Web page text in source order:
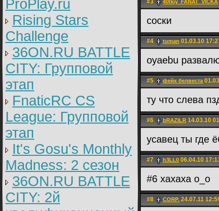
ProPlay.ru
Rising Stars
Challenge
36ON.RU BATTLE
CITY: Групповой
этап
FnaticRC CS
League: Групповой
этап
It's Gosu's Monthly
Madness: 2 сезон
36ON.RU BATTLE
CITY: 2й
#3 40tkiy_FANAT_VICKA
соски
#4 tumаn 01.03.10
oyaebu
#5 фейк белвеста
ту что слева
#6 bRAZILR 14.03.10
усавец ты где
#7 h3LL0 06.04.10
#6 хахаха о_о
#8 CORP. 24.07.11